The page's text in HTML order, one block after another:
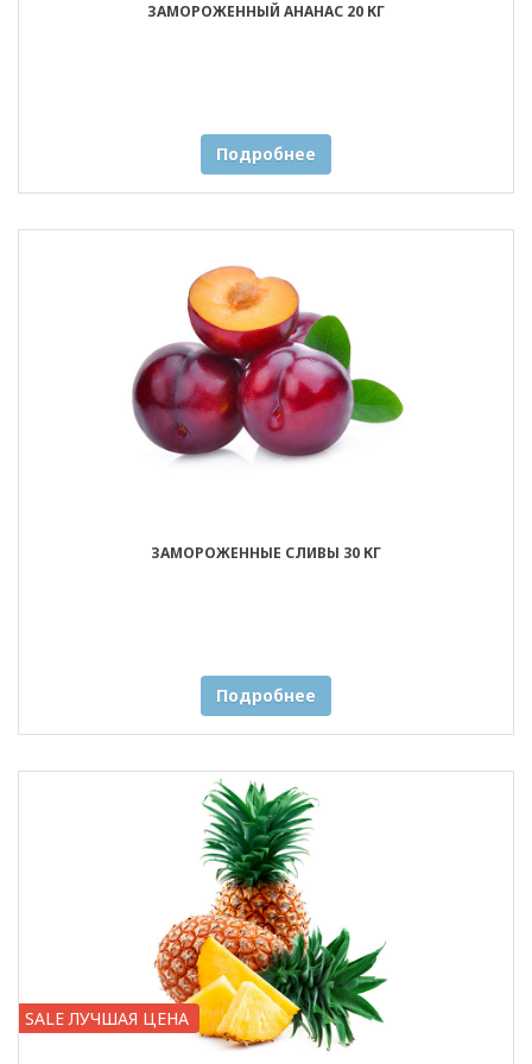
ЗАМОРОЖЕННЫЙ АНАНАС 20 КГ
Подробнее
ЗАМОРОЖЕННЫЕ СЛИВЫ 30 КГ
Подробнее
SALE ЛУЧШАЯ ЦЕНА